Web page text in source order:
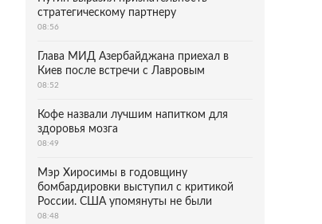
стратегическому партнеру
08:56
Глава МИД Азербайджана приехал в
Киев после встречи с Лавровым
08:52
Кофе назвали лучшим напитком для
здоровья мозга
08:49
Мэр Хиросимы в годовщину
бомбардировки выступил с критикой
России. США упомянуты не были
08:48